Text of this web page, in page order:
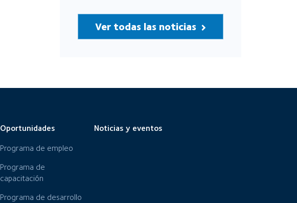
Ver todas las noticias
Oportunidades
Programa de empleo
Programa de
capacitación
Programa de desarrollo
Noticias y eventos